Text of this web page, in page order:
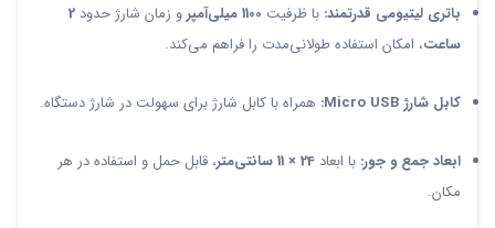
باتری لیتیومی قدرتمند: با ظرفیت 1100 میلی‌آمپر و زمان شارژ حدود 2
ساعت، امکان استفاده طولانی‌مدت را فراهم می‌کند.
کابل شارژ Micro USB: همراه با کابل شارژ برای سهولت در شارژ دستگاه.
ابعاد جمع و جور: با ابعاد 24 × 11 سانتی‌متر
، قابل حمل و استفاده در هر
مکان.